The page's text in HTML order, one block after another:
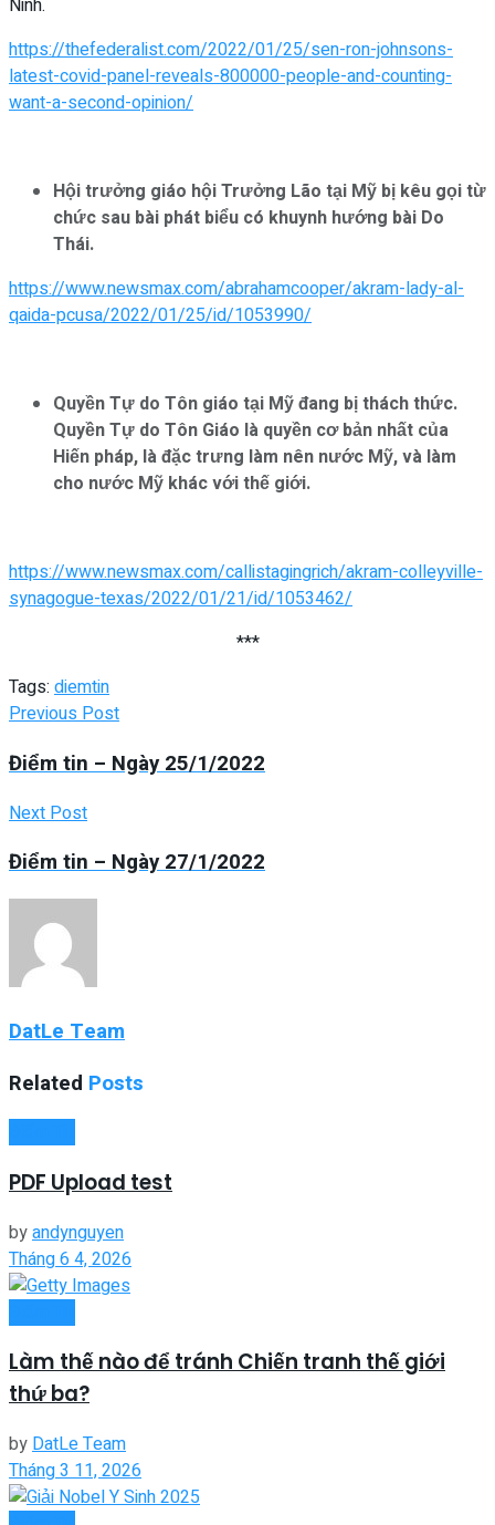
Ninh.
https://thefederalist.com/2022/01/25/sen-ron-johnsons-
latest-covid-panel-reveals-800000-people-and-counting-
want-a-second-opinion/
Hội trưởng giáo hội Trưởng Lão tại Mỹ bị kêu gọi từ
chức sau bài phát biểu có khuynh hướng bài Do
Thái.
https://www.newsmax.com/abrahamcooper/akram-lady-al-
qaida-pcusa/2022/01/25/id/1053990/
Quyền Tự do Tôn giáo tại Mỹ đang bị thách thức.
Quyền Tự do Tôn Giáo là quyền cơ bản nhất của
Hiến pháp, là đặc trưng làm nên nước Mỹ, và làm
cho nước Mỹ khác với thế giới.
https://www.newsmax.com/callistagingrich/akram-colleyville-
synagogue-texas/2022/01/21/id/1053462/
***
Tags: diemtin
Previous Post
Điểm tin – Ngày 25/1/2022
Next Post
Điểm tin – Ngày 27/1/2022
DatLe Team
Related Posts
PDF Upload test
byandynguyen
Tháng 6 4, 2026
Làm thế nào để tránh Chiến tranh thế giới
thứ ba?
byDatLe Team
Tháng 3 11, 2026